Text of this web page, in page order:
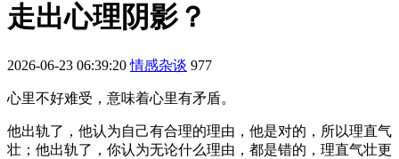
走出心理阴影？
2026-06-23 06:39:20 情感杂谈 977
心里不好难受，意味着心里有矛盾。
他出轨了，他认为自己有合理的理由，他是对的，所以理直气
壮；他出轨了，你认为无论什么理由，都是错的，理直气壮更